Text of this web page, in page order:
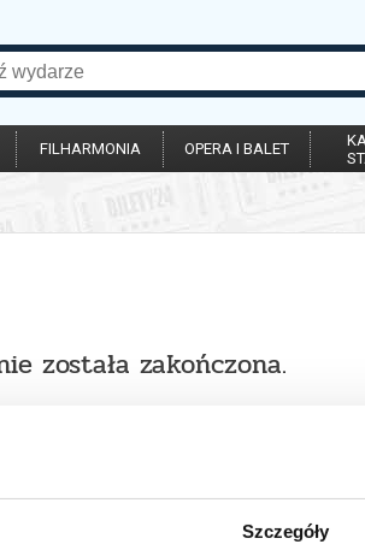
Szczegóły
FILHARMONIA OPERA I BALET
została zakończona.